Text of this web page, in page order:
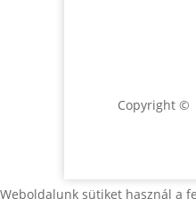
Copyright ©
Weboldalunk sütiket használ a